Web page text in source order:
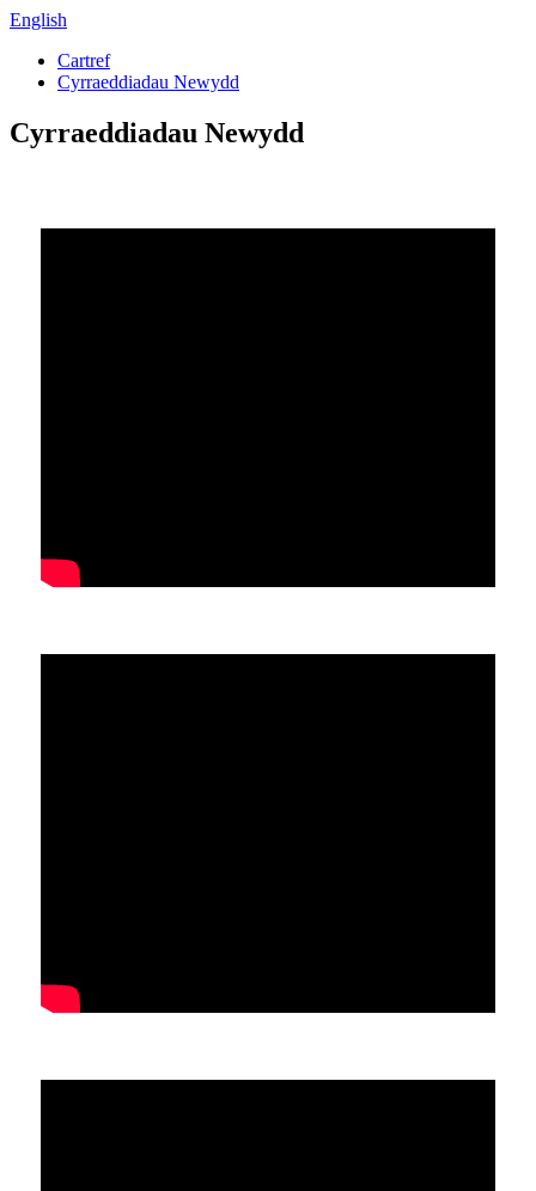
English
Cartref
Cyrraeddiadau Newydd
Cyrraeddiadau Newydd